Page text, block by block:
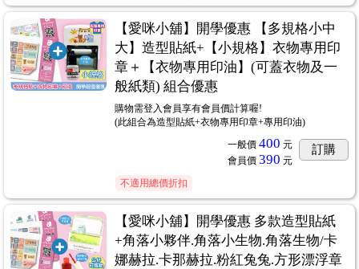
【愛咪小舖】開學優惠 【多規格小中
大】造型貼紙+【小規格】衣物專用印
章＋【衣物專用印油】(可蓋衣物及一
般紙類) 組合優惠
購物需登入會員享有會員價計算喔!
(此組合為造型貼紙+衣物專用印章+專用印油)
一般價 400 元
會員價 390 元
訂購
不適用總價折扣
【愛咪小舖】開學優惠 多款造型貼紙
+角落小夥伴.角落小生物.角落生物/卡
娜赫拉.卡那赫拉.粉紅兔兔.方形漂浮章